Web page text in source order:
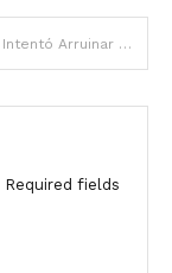
Mi Suegra Intentó Arruinar Mi Vida, Pero El Secreto De Un Extraño Lo Cambió Todo — Historia Del Día
Required fields